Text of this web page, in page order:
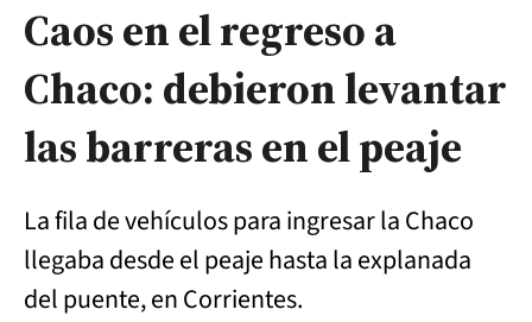
Caos en el regreso a
Chaco: debieron levantar
las barreras en el peaje
La fila de vehículos para ingresar la Chaco
llegaba desde el peaje hasta la explanada
del puente, en Corrientes.